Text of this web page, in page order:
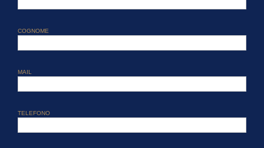
COGNOME
MAIL
TELEFONO